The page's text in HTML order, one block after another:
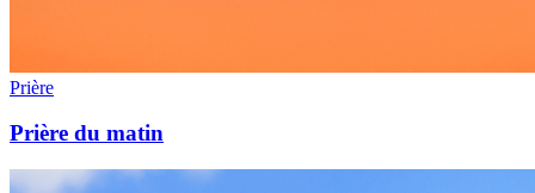
Prière
Prière du matin